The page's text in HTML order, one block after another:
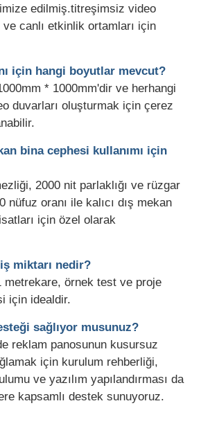
edilmiş.titreşimsiz video
ve canlı etkinlik ortamları için
için hangi boyutlar mevcut?
* 1000mm'dir ve herhangi
duvarları oluşturmak için çerez
bina cephesi kullanımı için
2000 nit parlaklığı ve rüzgar
nüfuz oranı ile kalıcı dış mekan
için özel olarak
miktarı nedir?
metrekare, örnek test ve proje
için idealdir.
sağlıyor musunuz?
reklam panosunun kusursuz
için kurulum rehberliği,
ve yazılım yapılandırması da
kapsamlı destek sunuyoruz.